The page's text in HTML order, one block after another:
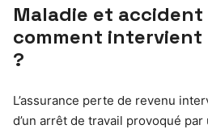
Maladie et
comment
?
L’assurance perte de revenu
d’un arrêt de travail provoqué